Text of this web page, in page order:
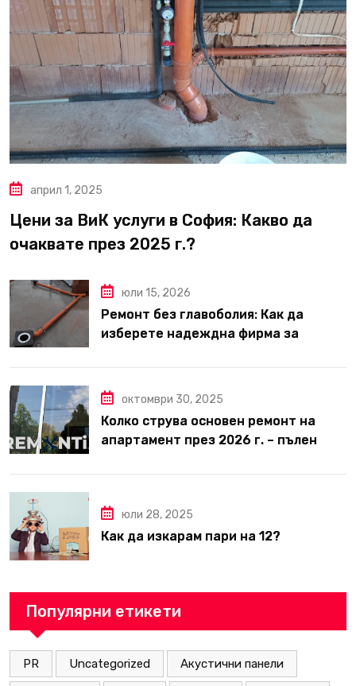
април 1, 2025
Цени за ВиК услуги в София: Какво да
очаквате през 2025 г.?
юли 15, 2026
Ремонт без главоболия: Как да
изберете надеждна фирма за
октомври 30, 2025
Колко струва основен ремонт на
апартамент през 2026 г. – пълен
юли 28, 2025
Как да изкарам пари на 12?
Популярни етикети
PR Uncategorized Акустични панели